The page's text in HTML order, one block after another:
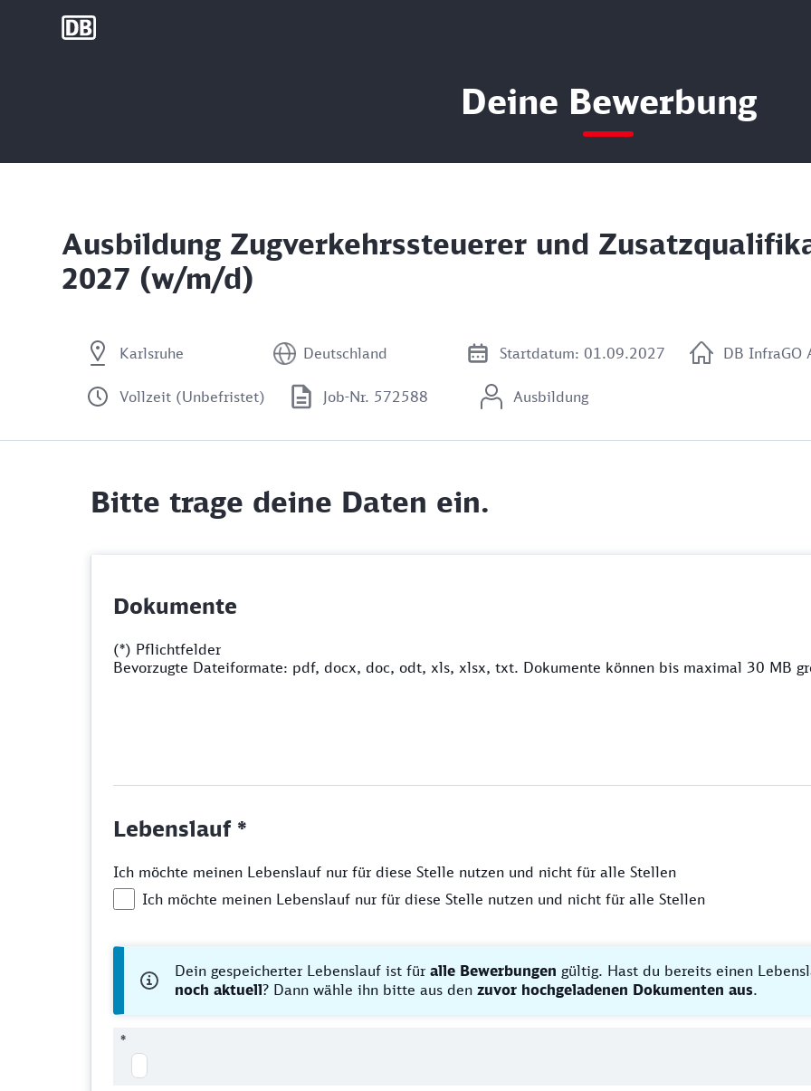
DB Group
Deine Bewerbung
Ausbildung Zugverkehrssteuerer und
2027 (w/m/d)
Karlsruhe Deutschland Startdatum: 01.09.2027 DB InfraGO
Vollzeit (Unbefristet) Job-Nr. 572588 Ausbildung
Bitte trage deine Daten ein.
Dokumente
(*) Pflichtfelder
Bevorzugte Dateiformate: pdf, docx, doc, odt, xls, xlsx, txt. Dokumente können bis maximal 30 MB
Lebenslauf *
Ich möchte meinen Lebenslauf nur für diese Stelle nutzen und nicht für alle Stellen
Ich möchte meinen Lebenslauf nur für diese Stelle nutzen und nicht für alle Stellen
Dein gespeicherter Lebenslauf ist füralle Bewerbungen gültig. Hast du bereits einen
noch aktuell? Dann wähle ihn bitte aus denzuvor hochgeladenen Dokumenten aus.
*